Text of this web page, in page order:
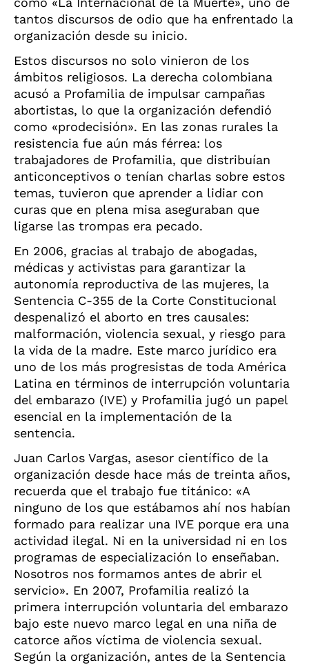
tantos discursos de odio que ha enfrentado la
organización desde su inicio.
Estos discursos no solo vinieron de los
ámbitos religiosos. La derecha colombiana
acusó a Profamilia de impulsar campañas
abortistas, lo que la organización defendió
como «prodecisión». En las zonas rurales la
resistencia fue aún más férrea: los
trabajadores de Profamilia, que distribuían
anticonceptivos o tenían charlas sobre estos
temas, tuvieron que aprender a lidiar con
curas que en plena misa aseguraban que
ligarse las trompas era pecado.
En 2006, gracias al trabajo de abogadas,
médicas y activistas para garantizar la
autonomía reproductiva de las mujeres, la
Sentencia C-355 de la Corte Constitucional
despenalizó el aborto en tres causales:
malformación, violencia sexual, y riesgo para
la vida de la madre. Este marco jurídico era
uno de los más progresistas de toda América
Latina en términos de interrupción voluntaria
del embarazo (IVE) y Profamilia jugó un papel
esencial en la implementación de la
sentencia.
Juan Carlos Vargas, asesor científico de la
organización desde hace más de treinta años,
recuerda que el trabajo fue titánico: «A
ninguno de los que estábamos ahí nos habían
formado para realizar una IVE porque era una
actividad ilegal. Ni en la universidad ni en los
programas de especialización lo enseñaban.
Nosotros nos formamos antes de abrir el
servicio». En 2007, Profamilia realizó la
primera interrupción voluntaria del embarazo
bajo este nuevo marco legal en una niña de
catorce años víctima de violencia sexual.
Según la organización, antes de la Sentencia